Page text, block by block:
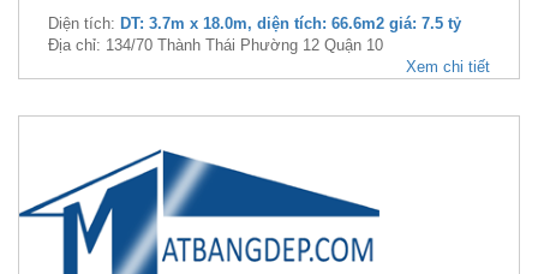
Diện tích: DT: 3.7m x 18.0m, diện tích: 66.6m2 giá: 7.5 tỷ
Địa chỉ: 134/70 Thành Thái Phường 12 Quận 10
Xem chi tiết